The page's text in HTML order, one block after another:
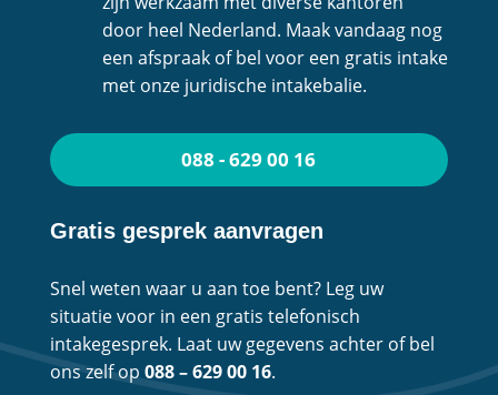
door heel Nederland. Maak vandaag nog
een afspraak of bel voor een gratis intake
met onze juridische intakebalie.
088 - 629 00 16
Gratis gesprek aanvragen
Snel weten waar u aan toe bent? Leg uw
situatie voor in een gratis telefonisch
intakegesprek. Laat uw gegevens achter of bel
ons zelf op 088 – 629 00 16.